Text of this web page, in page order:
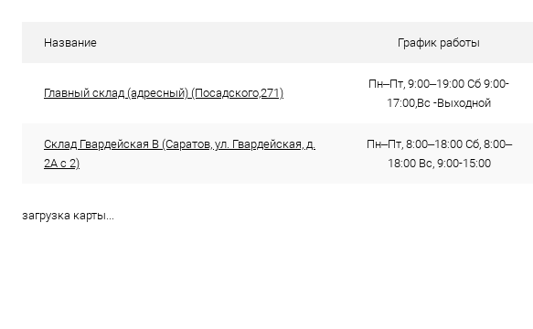
Название График работы
Главный склад (адресный) (Посадского,271)
Пн–Пт, 9:00–19:00 Сб 9:00-
17:00,Вс -Выходной
Склад Гвардейская В (Саратов, ул. Гвардейская, д.
2А с 2)
Пн–Пт, 8:00–18:00 Сб, 8:00–
18:00 Вс, 9:00-15:00
загрузка карты...